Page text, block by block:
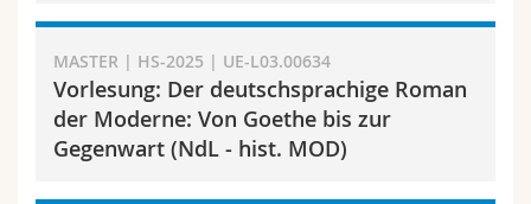
MASTER | HS-2025 | UE-L03.00634
Vorlesung: Der deutschsprachige Roman
der Moderne: Von Goethe bis zur
Gegenwart (NdL - hist. MOD)